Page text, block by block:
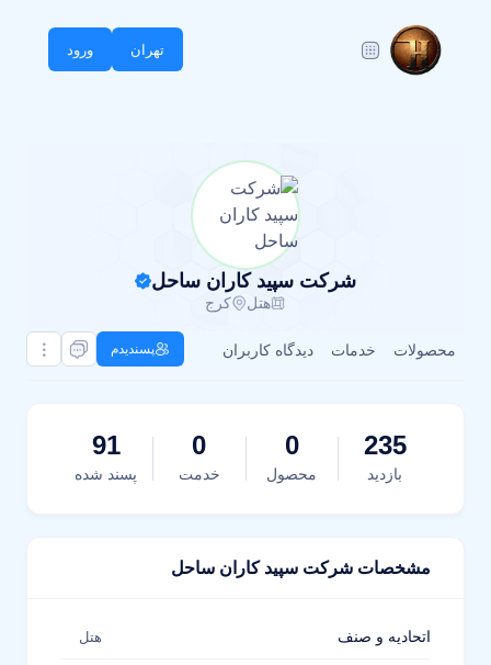
تهران ورود
شرکت سپید کاران ساحل
هتل کرج
محصولات خدمات دیدگاه کاربران پسندیدم
235
بازدید
0
محصول
0
خدمت
91
پسند شده
مشخصات شرکت سپید کاران ساحل
اتحادیه و صنف هتل